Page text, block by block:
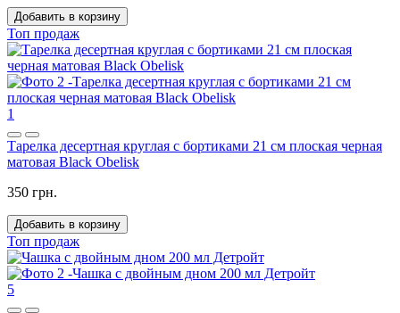
Добавить в корзину
Топ продаж
1
Тарелка десертная круглая с бортиками 21 см плоская черная
матовая Black Obelisk
350 грн.
Добавить в корзину
Топ продаж
5